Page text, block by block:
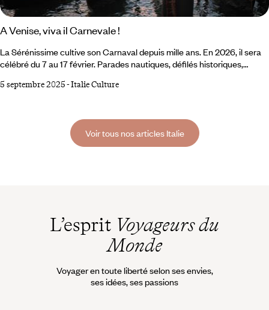
A Venise, viva il Carnevale !
La Sérénissime cultive son Carnaval depuis mille ans. En 2026, il sera
célébré du 7 au 17 février. Parades nautiques, défilés historiques,
costumes féeriques… Promis, la fête sera, comme d’habitude,
retenue, à laisser vagabonder son imagination au fil des rayonnages
sur lesquels s’entassent masques et parures, étoffes et chapeaux,
souliers, loups et cannes ouvragées.
5 septembre 2025-Italie Culture
Voir tous nos articles Italie
L’esprit Voyageurs du
Monde
Voyager en toute liberté selon ses envies,
ses idées, ses passions